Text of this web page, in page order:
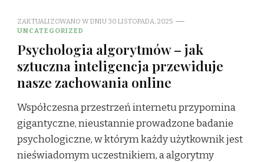
ZAKTUALIZOWANO W DNIU 30 LISTOPADA, 2025
UNCATEGORIZED
Psychologia algorytmów – jak
sztuczna inteligencja przewiduje
nasze zachowania online
Współczesna przestrzeń internetu przypomina
gigantyczne, nieustannie prowadzone badanie
psychologiczne, w którym każdy użytkownik jest
nieświadomym uczestnikiem, a algorytmy